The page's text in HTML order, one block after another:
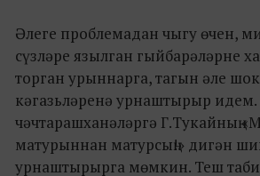
Әлеге проблемадан чыгу өчен,
сүзләре язылган гыйбарәләрне
торган урыннарга, тагын әле
кәгазьләренә урнаштырыр
чәчтарашханәләргә Г.Тукайның
матурыннан матурсың!» дигән
урнаштырырга мөмкин. Теш